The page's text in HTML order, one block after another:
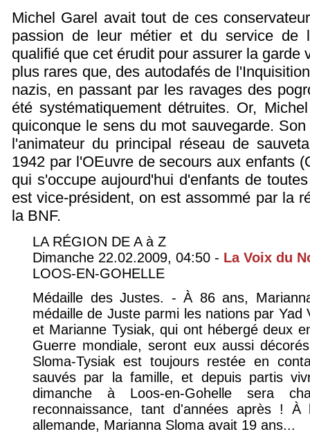
Michel Garel avait tout de ces
passion de leur métier et du service de
qualifié que cet érudit pour assurer la garde
plus rares que, des autodafés de
nazis, en passant par les ravages des
été systématiquement détruites. Or,
quiconque le sens du mot sauvegarde.
l'animateur du principal réseau de
1942 par l'OEuvre de secours aux enfants
qui s'occupe aujourd'hui d'enfants de
est vice-président, on est assommé par la
la BNF.
LA RÉGION DE A à Z
Dimanche 22.02.2009, 04:50 - La Voix du
LOOS-EN-GOHELLE
Médaille des Justes. - À 86 ans,
médaille de Juste parmi les nations par Yad
et Marianne Tysiak, qui ont hébergé deux
Guerre mondiale, seront eux aussi
Sloma-Tysiak est toujours restée en
sauvés par la famille, et depuis partis
dimanche à Loos-en-Gohelle sera
reconnaissance, tant d'années après ! À
allemande, Marianna Sloma avait 19 ans...